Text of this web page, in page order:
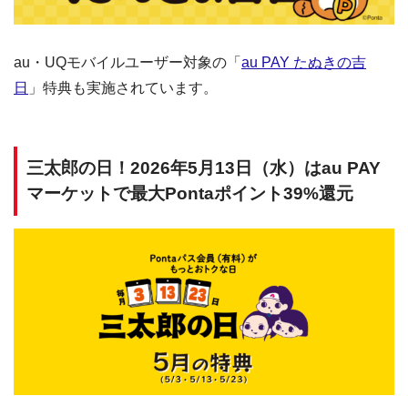
au・UQモバイルユーザー対象の「 au PAY たぬきの吉
日 」特典も実施されています。
三太郎の日！2026年5月13日（水）はau PAY
マーケットで最大Pontaポイント39%還元